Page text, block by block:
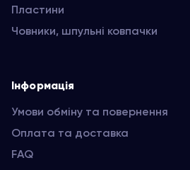
Пластини
Човники, шпульні ковпачки
Інформація
Умови обміну та повернення
Оплата та доставка
FAQ